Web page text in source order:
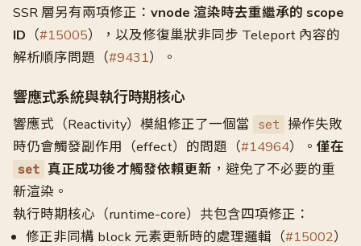
SSR 層另有兩項修正： vnode 渲染時去重繼承的 scope
ID （#15005），以及修復巢狀非同步 Teleport 內容的
解析順序問題（#9431）。
響應式系統與執行時期核心
響應式（Reactivity）模組修正了一個當 set
操作失敗
時仍會觸發副作用（effect）的問題（#14964）。 僅在
set 真正成功後才觸發依賴更新 ，避免了不必要的重
新渲染。
執行時期核心（runtime-core）共包含四項修正：
修正非同構 block 元素更新時的處理邏輯（#15002）